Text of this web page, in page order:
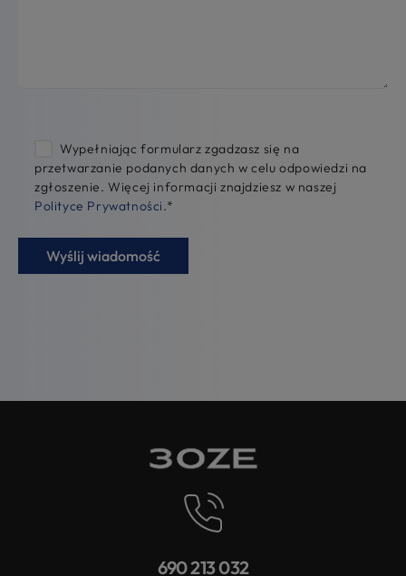
Wypełniając formularz zgadzasz się na
przetwarzanie podanych danych w celu odpowiedzi na
zgłoszenie. Więcej informacji znajdziesz w naszej
Polityce Prywatności.*
690 213 032